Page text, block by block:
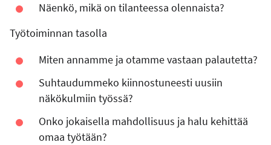
Näenkö, mikä on tilanteessa olennaista?
Työtoiminnan tasolla
Miten annamme ja otamme vastaan palautetta?
Suhtaudummeko kiinnostuneesti uusiin
näkökulmiin työssä?
Onko jokaisella mahdollisuus ja halu kehittää
omaa työtään?